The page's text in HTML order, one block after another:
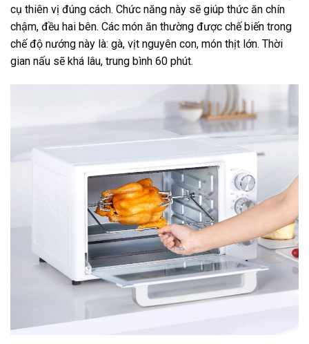
cụ thiên vị đúng cách. Chức năng này sẽ giúp thức ăn chín
chậm, đều hai bên. Các món ăn thường được chế biến trong
chế độ nướng này là: gà, vịt nguyên con, món thịt lớn. Thời
gian nấu sẽ khá lâu, trung bình 60 phút.